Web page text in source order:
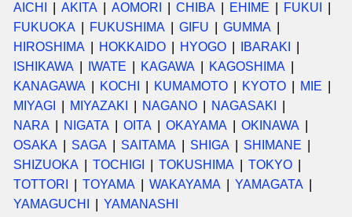
AICHI AKITA AOMORI CHIBA EHIME
FUKUI
FUKUOKA
FUKUSHIMA GIFU
GUMMA
HIROSHIMA
HOKKAIDO HYOGO
IBARAKI
ISHIKAWA
IWATE KAGAWA
KAGOSHIMA
KANAGAWA
KOCHI KUMAMOTO KYOTO
MIE
MIYAGI
MIYAZAKI NAGANO
NAGASAKI
NARA
NIGATA OITA OKAYAMA
OKINAWA
OSAKA
SAGA SAITAMA SHIGA
SHIMANE
SHIZUOKA
TOCHIGI TOKUSHIMA
TOKYO
TOTTORI
TOYAMA WAKAYAMA
YAMAGATA
YAMAGUCHI
YAMANASHI